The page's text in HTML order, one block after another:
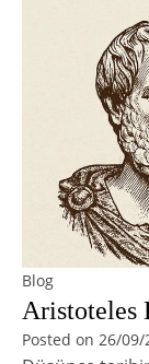
Blog
Aristoteles
Posted on 26/09/